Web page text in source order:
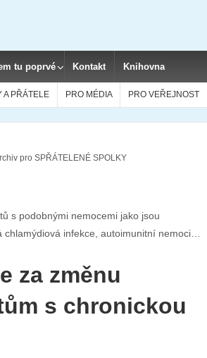
tu poprvé Kontakt Knihovna
A PŘÁTELE PRO MÉDIA PRO VEŘEJNOST
pro SPŘÁTELENÉ SPOLKY
s podobnými nemocemi jako jsou
chlamýdiová infekce, autoimunitní nemoci…
za změnu
s chronickou